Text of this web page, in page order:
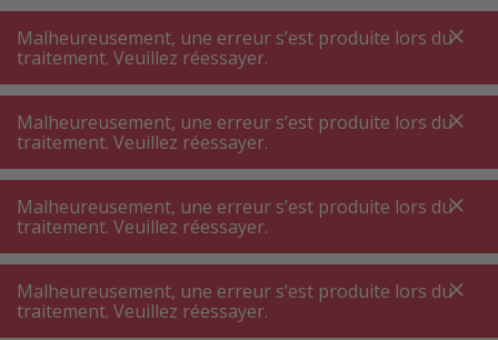
A +++
A+++
A +++
A+++
MyPost
MyPost
MENU RECHERCHE
Congélateur Mini congélateur pose libre
Mini congélateur pose libre
Filtres de produits
Malheureusement, une erreur s’est produite lors du
traitement. Veuillez réessayer.
Malheureusement, une erreur s’est produite lors du
traitement. Veuillez réessayer.
Malheureusement, une erreur s’est produite lors du
traitement. Veuillez réessayer.
Malheureusement, une erreur s’est produite lors du
traitement. Veuillez réessayer.